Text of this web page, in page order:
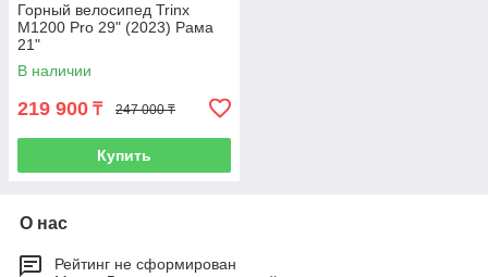
Горный велосипед Trinx
M1200 Pro 29" (2023) Рама
21"
В наличии
219 900 ₸ 247 000 ₸
Купить
О нас
Рейтинг не сформирован